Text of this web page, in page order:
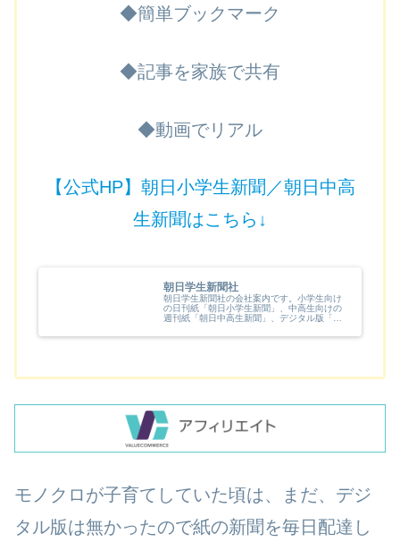
◆簡単ブックマーク
◆記事を家族で共有
◆動画でリアル
【公式HP】朝日小学生新聞／朝日中高
生新聞はこちら↓
朝日学生新聞社
朝日学生新聞社の会社案内です。小学生向け
の日刊紙「朝日小学生新聞」、中高生向けの
週刊紙「朝日中高生新聞」、デジタル版「朝
生、中高生向けのイベント、コンクール情報
モノクロが子育てしていた頃は、まだ、デジ
タル版は無かったので紙の新聞を毎日配達し